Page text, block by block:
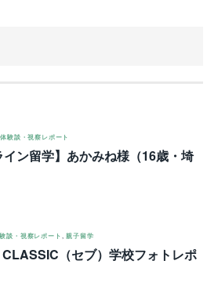
験談・視察レポート
イン留学】あかみね様（16歳・埼
談・視察レポート ,親子留学
（セブ）学校フォトレポ